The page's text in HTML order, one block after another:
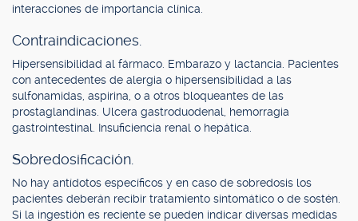
interacciones de importancia clínica.
Contraindicaciones.
Hipersensibilidad al fármaco. Embarazo y lactancia. Pacientes
con antecedentes de alergia o hipersensibilidad a las
sulfonamidas, aspirina, o a otros bloqueantes de las
prostaglandinas. Ulcera gastroduodenal, hemorragia
gastrointestinal. Insuficiencia renal o hepática.
Sobredosificación.
No hay antídotos específicos y en caso de sobredosis los
pacientes deberán recibir tratamiento sintomático o de sostén.
Si la ingestión es reciente se pueden indicar diversas medidas